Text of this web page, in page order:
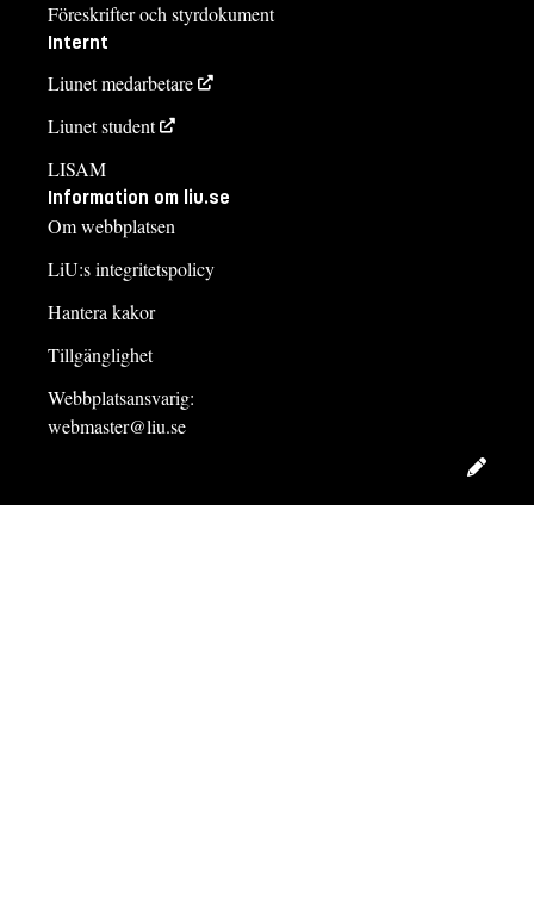
Föreskrifter och styrdokument
Internt
Liunet medarbetare
Liunet student
LISAM
Information om liu.se
Om webbplatsen
LiU:s integritetspolicy
Hantera kakor
Tillgänglighet
Webbplatsansvarig:
webmaster@liu.se